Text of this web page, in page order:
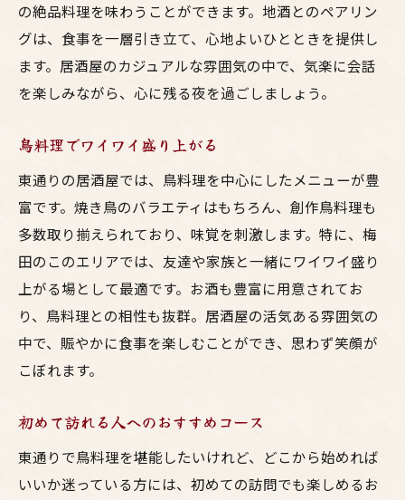
の絶品料理を味わうことができます。地酒とのペアリン
グは、食事を一層引き立て、心地よいひとときを提供し
ます。居酒屋のカジュアルな雰囲気の中で、気楽に会話
を楽しみながら、心に残る夜を過ごしましょう。
鳥料理でワイワイ盛り上がる
東通りの居酒屋では、鳥料理を中心にしたメニューが豊
富です。焼き鳥のバラエティはもちろん、創作鳥料理も
多数取り揃えられており、味覚を刺激します。特に、梅
田のこのエリアでは、友達や家族と一緒にワイワイ盛り
上がる場として最適です。お酒も豊富に用意されてお
り、鳥料理との相性も抜群。居酒屋の活気ある雰囲気の
中で、賑やかに食事を楽しむことができ、思わず笑顔が
こぼれます。
初めて訪れる人へのおすすめコース
東通りで鳥料理を堪能したいけれど、どこから始めれば
いいか迷っている方には、初めての訪問でも楽しめるお